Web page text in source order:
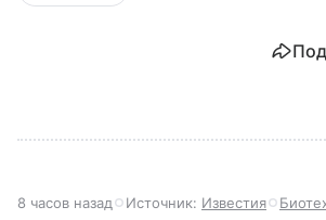
8 часов назад Источник: Известия